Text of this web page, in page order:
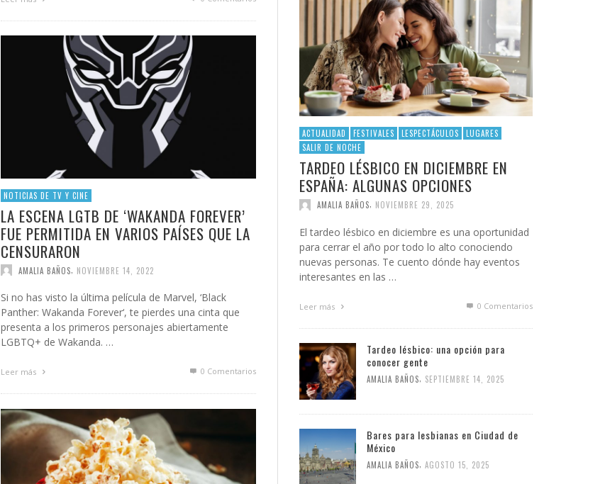
NOTICIAS DE TV Y CINE
LA ESCENA LGTB DE ‘WAKANDA FOREVER’
FUE PERMITIDA EN VARIOS PAÍSES QUE LA
CENSURARON
AMALIA BAÑOS NOVIEMBRE 14, 2022
Si no has visto la última película de Marvel, ‘Black
Panther: Wakanda Forever‘, te pierdes una cinta que
presenta a los primeros personajes abiertamente
LGBTQ+ de Wakanda. …
Leer más 0 Comentarios
ACTUALIDAD FESTIVALES LESPECTÁCULOS
LUGARES
SALIR DE NOCHE
TARDEO LÉSBICO EN DICIEMBRE EN
ESPAÑA: ALGUNAS OPCIONES
AMALIA BAÑOS, NOVIEMBRE 29, 2025
El tardeo lésbico en diciembre es una oportunidad
para cerrar el año por todo lo alto conociendo
nuevas personas. Te cuento dónde hay eventos
interesantes en las …
Leer más 0 Comentarios
Tardeo lésbico: una opción para
conocer gente
AMALIA BAÑOS SEPTIEMBRE 14, 2025
Bares para lesbianas en Ciudad de
México
AMALIA BAÑOS AGOSTO 15, 2025